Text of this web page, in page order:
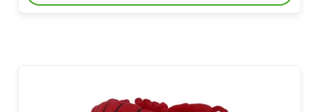
Plüss homár 25 cm - plüss játékok